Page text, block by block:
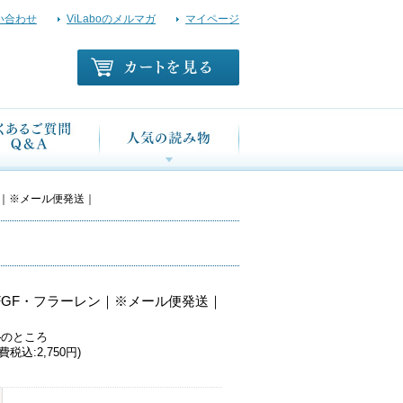
合わせ ViLaboのメルマガ マイページ
※メール便発送｜
・フラーレン｜※メール便発送｜
のところ
税込:2,750円)